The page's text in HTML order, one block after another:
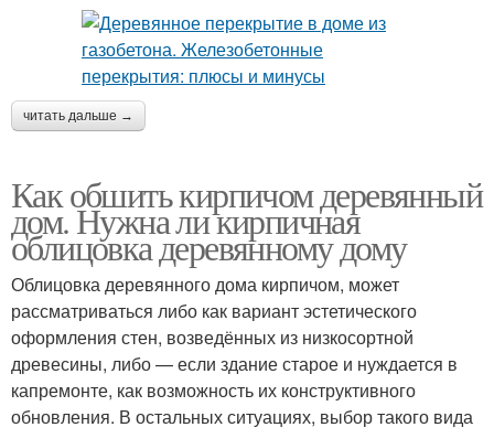
читать дальше →
Как обшить кирпичом деревянный
дом. Нужна ли кирпичная
облицовка деревянному дому
Облицовка деревянного дома кирпичом, может
рассматриваться либо как вариант эстетического
оформления стен, возведённых из низкосортной
древесины, либо — если здание старое и нуждается в
капремонте, как возможность их конструктивного
обновления. В остальных ситуациях, выбор такого вида